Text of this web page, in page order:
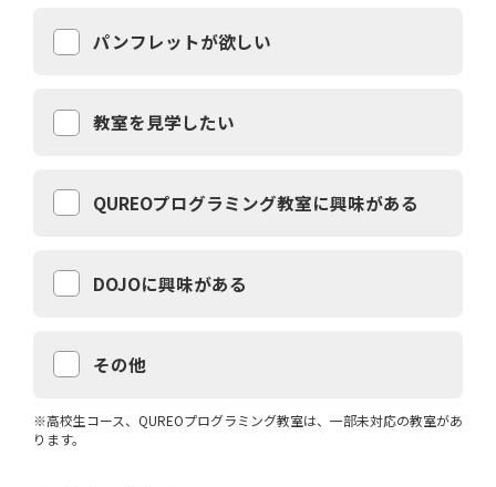
パンフレットが欲しい
教室を見学したい
QUREOプログラミング教室に興味がある
DOJOに興味がある
その他
※高校生コース、QUREOプログラミング教室は、一部未対応の教室があ
ります。